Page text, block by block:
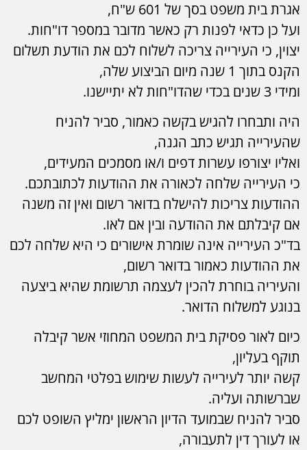
אגרת בית משפט בסך של 601 ש"ח,
ועל כן כדאי לפנות רק כאשר מדובר במספר דו"חות.
יצוין, כי העירייה צריכה לשלוח לכם את הודעת תשלום
הקנס בתוך 1 שנה מיום הביצוע שלה,
ומידי 3 שנים בכדי שהדו"חות לא יתיישנו.
היה ותבחרו להגיש בקשה כאמור, סביר להניח
שהעירייה תגיש כתב הגנה,
ואליו יצורפו עשרות דפים ו/או מסמכים המעידים,
כי העירייה שלחה לכאורה את ההודעות לכתובתכם.
ההודעות צריכות להישלח בדואר רשום ואין זה משנה
אם קיבלתם את ההודעה ובין אם לאו.
בד"כ העירייה אינה שומרת אישורים כי היא שלחה לכם
את ההודעות כאמור בדואר רשום,
והעיריה בוחרת להכין לעצמה תרשומת שהיא ביצעה
בנוגע למשלוח הדואר.
כיום לאור פסיקת בית המשפט המחוזי אשר קיבלה
תוקף בעליון,
קשה יותר לעירייה לעשות שימוש בפלטי המחשב
שברשותה ועליה.
סביר להניח שבמועד הדיון הראשון ימליץ השופט לכם
או לעורך דין לתעבורה,